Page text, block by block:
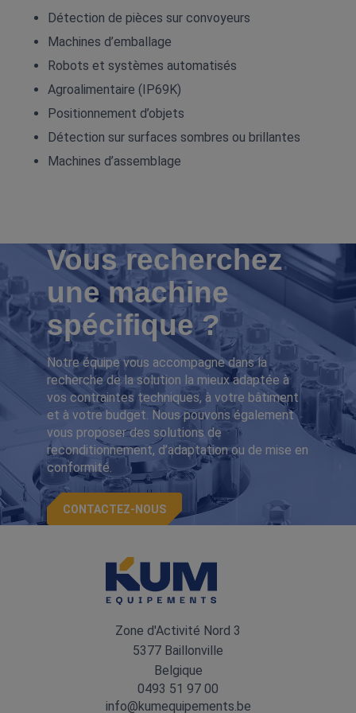
Détection de pièces sur convoyeurs
Machines d’emballage
Robots et systèmes automatisés
Agroalimentaire (IP69K)
Positionnement d’objets
Détection sur surfaces sombres ou brillantes
Machines d’assemblage
Vous recherchez
une machine
spécifique ?
Notre équipe vous accompagne dans la
recherche de la solution la mieux adaptée à
vos contraintes techniques, à votre bâtiment
et à votre budget. Nous pouvons également
vous proposer des solutions de
reconditionnement, d’adaptation ou de mise en
conformité.
CONTACTEZ-NOUS
Zone d'Activité Nord 3
5377 Baillonville
Belgique
0493 51 97 00
info@kumequipements.be